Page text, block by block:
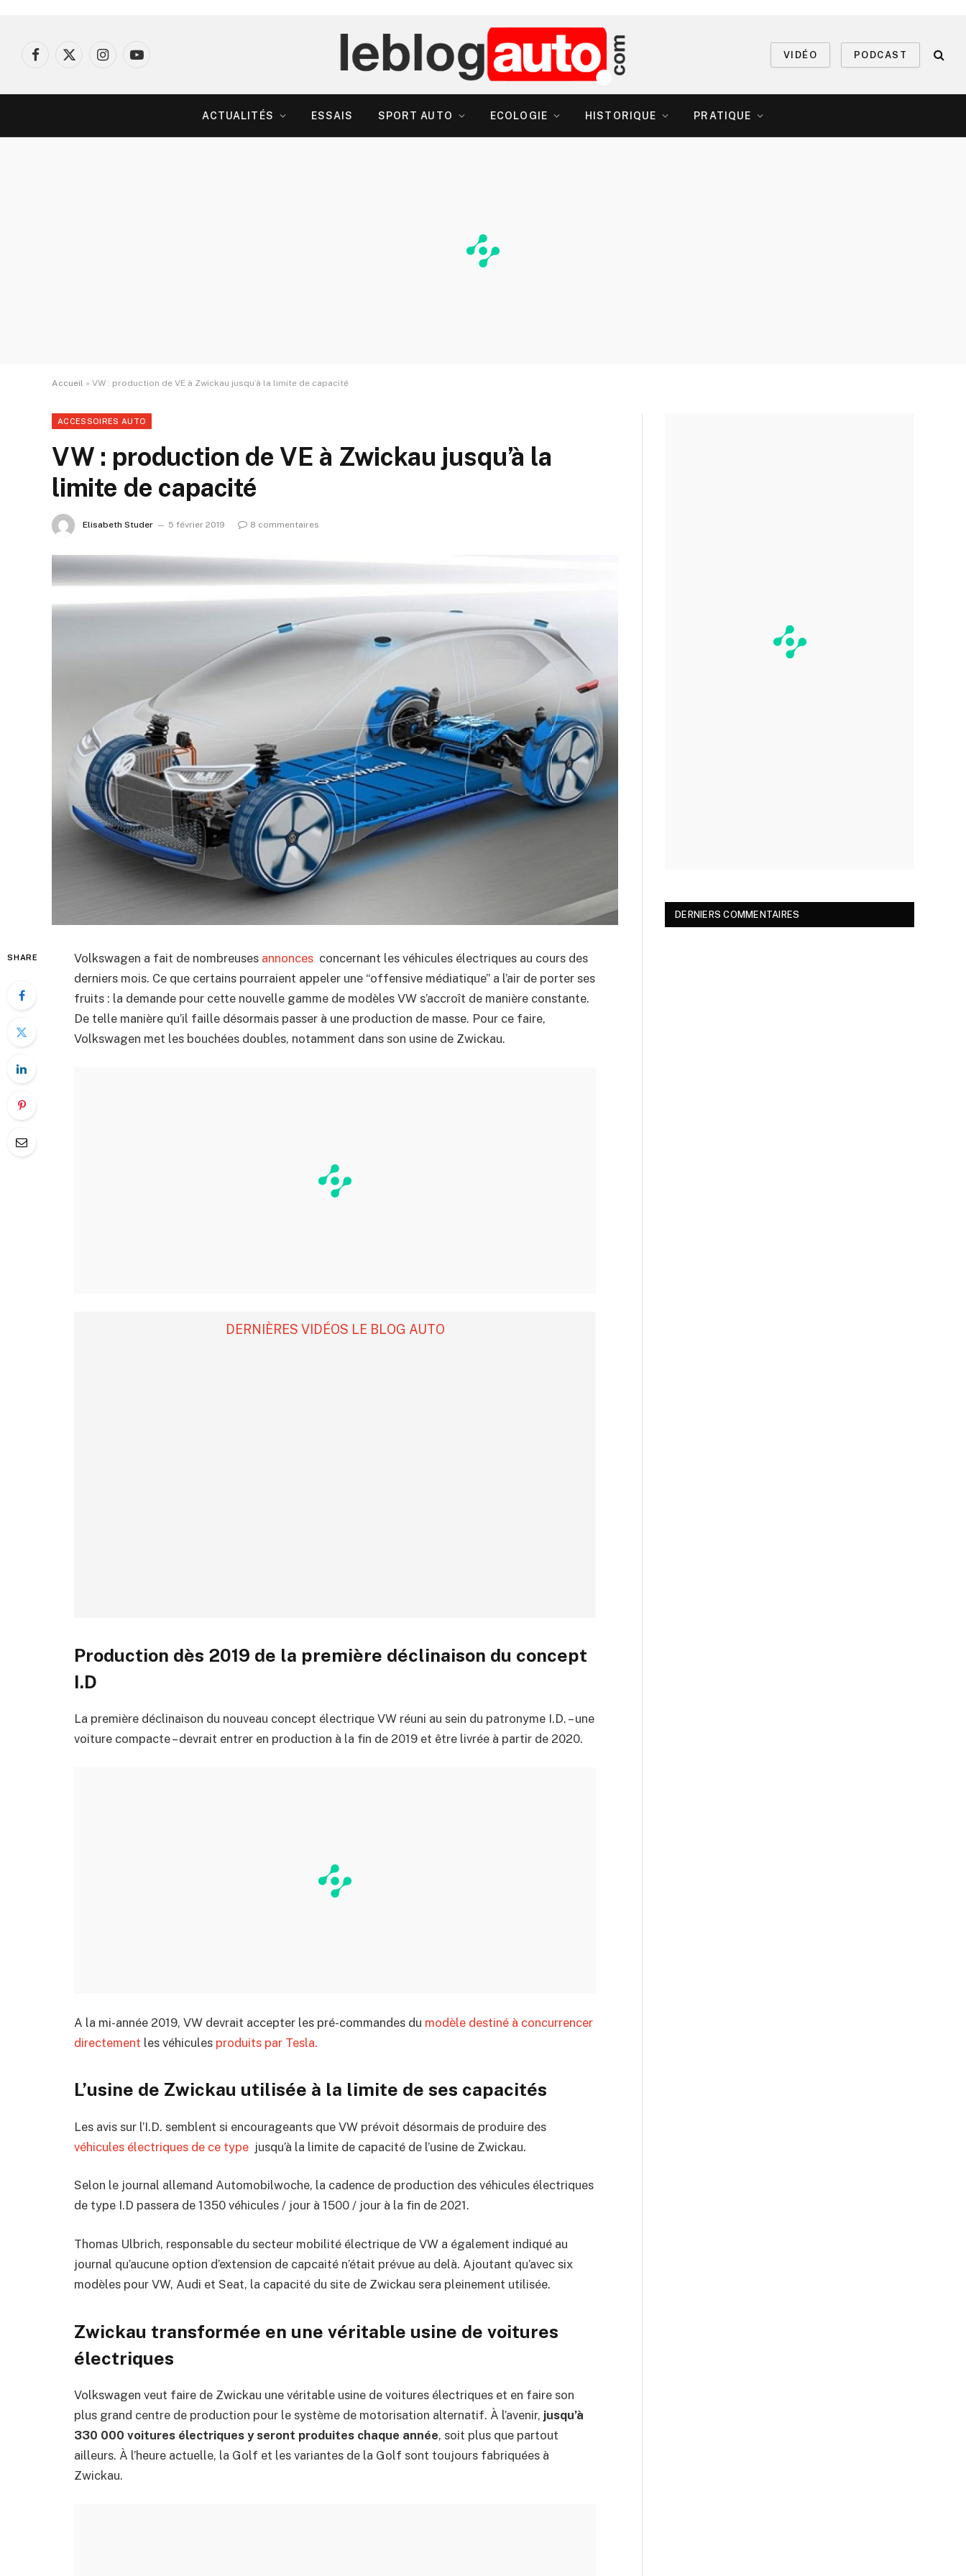
Facebook
X
InstagramYouTube
VIDÉO PODCAST
ACTUALITÉS ESSAIS SPORT AUTO ECOLOGIE HISTORIQUE PRATIQUE
Accueil » VW : production de VE à Zwickau jusqu’à la limite de capacité
ACCESSOIRES AUTO
VW : production de VE à Zwickau jusqu’à la
limite de capacité
Elisabeth Studer 5 février 2019 8 commentaires
SHARE Volkswagen a fait de nombreuses annonces concernant les véhicules électriques au cours des
derniers mois. Ce que certains pourraient appeler une “offensive médiatique” a l’air de porter ses
fruits : la demande pour cette nouvelle gamme de modèles VW s’accroît de manière constante.
De telle manière qu’il faille désormais passer à une production de masse. Pour ce faire,
Volkswagen met les bouchées doubles, notamment dans son usine de Zwickau.
DERNIÈRES VIDÉOS LE BLOG AUTO
Production dès 2019 de la première déclinaison du concept
I.D
La première déclinaison du nouveau concept électrique VW réuni au sein du patronyme I.D. – une
voiture compacte – devrait entrer en production à la fin de 2019 et être livrée à partir de 2020.
A la mi-année 2019, VW devrait accepter les pré-commandes du modèle destiné à concurrencer
directement les véhicules produits par Tesla.
L’usine de Zwickau utilisée à la limite de ses capacités
Les avis sur l’I.D. semblent si encourageants que VW prévoit désormais de produire des
véhicules électriques de ce type jusqu’à la limite de capacité de l’usine de Zwickau.
Selon le journal allemand Automobilwoche, la cadence de production des véhicules électriques
de type I.D passera de 1350 véhicules / jour à 1500 / jour à la fin de 2021.
Thomas Ulbrich, responsable du secteur mobilité électrique de VW a également indiqué au
journal qu’aucune option d’extension de capcaité n’était prévue au delà. Ajoutant qu’avec six
modèles pour VW, Audi et Seat, la capacité du site de Zwickau sera pleinement utilisée.
Zwickau transformée en une véritable usine de voitures
électriques
Volkswagen veut faire de Zwickau une véritable usine de voitures électriques et en faire son
plus grand centre de production pour le système de motorisation alternatif. À l’avenir, jusqu’à
330 000 voitures électriques y seront produites chaque année, soit plus que partout
ailleurs. À l’heure actuelle, la Golf et les variantes de la Golf sont toujours fabriquées à
Zwickau.
DERNIERS COMMENTAIRES